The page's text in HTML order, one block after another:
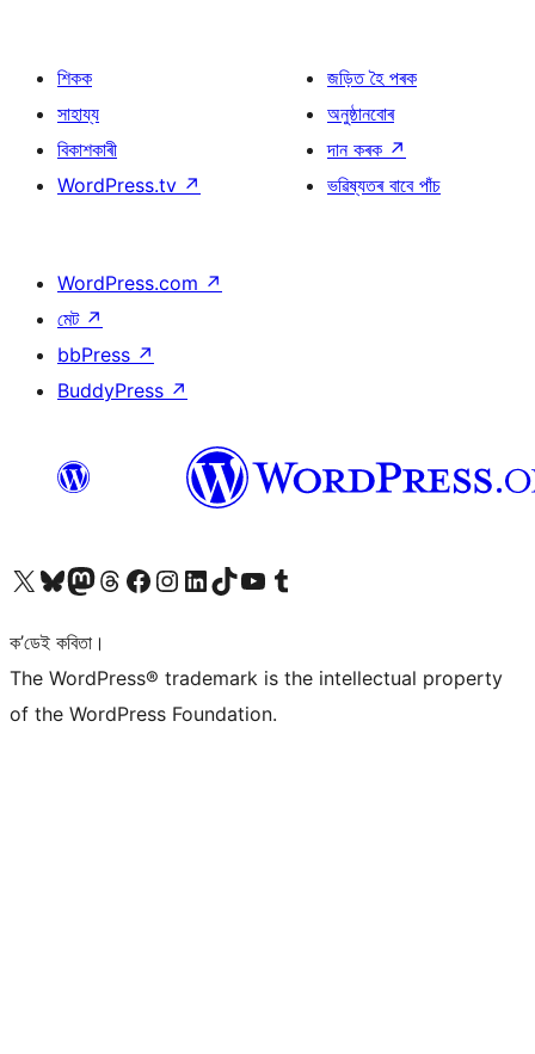
শিকক
সাহায্য
বিকাশকাৰী
WordPress.tv ↗
জড়িত হৈ পৰক
অনুষ্ঠানবোৰ
দান কৰক ↗
ভৱিষ্যতৰ বাবে পাঁচ
WordPress.com ↗
মেট ↗
bbPress ↗
BuddyPress ↗
আমাৰ X (আগৰ Twitter) একাউণ্টলৈ যাওকআমাৰ Bluesky একাউণ্টলৈ যাওকআমাৰ Mastodon একাউণ্টলৈ যাওকআমাৰ Threads একাউণ্টলৈ যাওকআমাৰ Facebook পৃষ্ঠালৈ যাওকআমাৰ Instagram একাউণ্টলৈ যাওকআমাৰ LinkedIn একাউণ্টলৈ যাওকআমাৰ TikTok একাউণ্টলৈ যাওকআমাৰ YouTube চেনেললৈ যাওকআমাৰ Tumblr একাউণ্টলৈ যাওক
ক’ডেই কবিতা।
The WordPress® trademark is the intellectual property
of the WordPress Foundation.